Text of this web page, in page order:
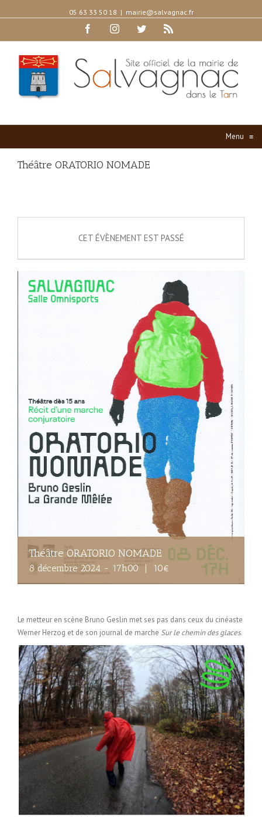
05 63 33 50 18 | mairie@salvagnac.fr
FacebookInstagramTwitter
Menu ≡
Théâtre ORATORIO NOMADE
CET ÉVÈNEMENT EST PASSÉ
Théâtre ORATORIO NOMADE
8 décembre 2024 - 17h00 | 10€
Le metteur en scène Bruno Geslin met ses pas dans ceux du cinéaste
Werner Herzog et de son journal de marche Sur le chemin des glaces.